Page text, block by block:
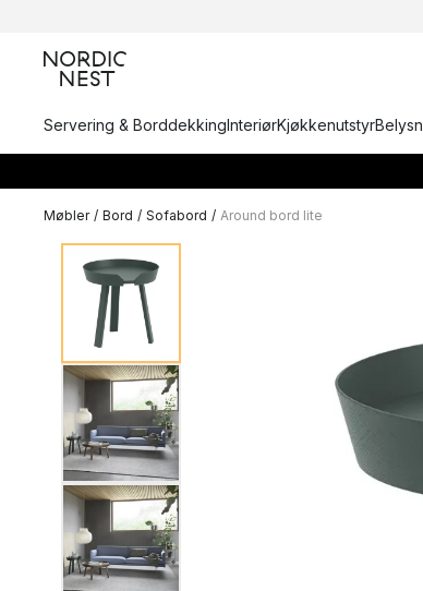
Servering & BorddekkingInteriørKjøkkenutstyr
Møbler / Bord / Sofabord / Around bord lite